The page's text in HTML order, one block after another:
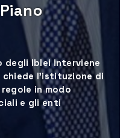
degli Iblei interviene
l’istituzione di
in modo
e gli enti